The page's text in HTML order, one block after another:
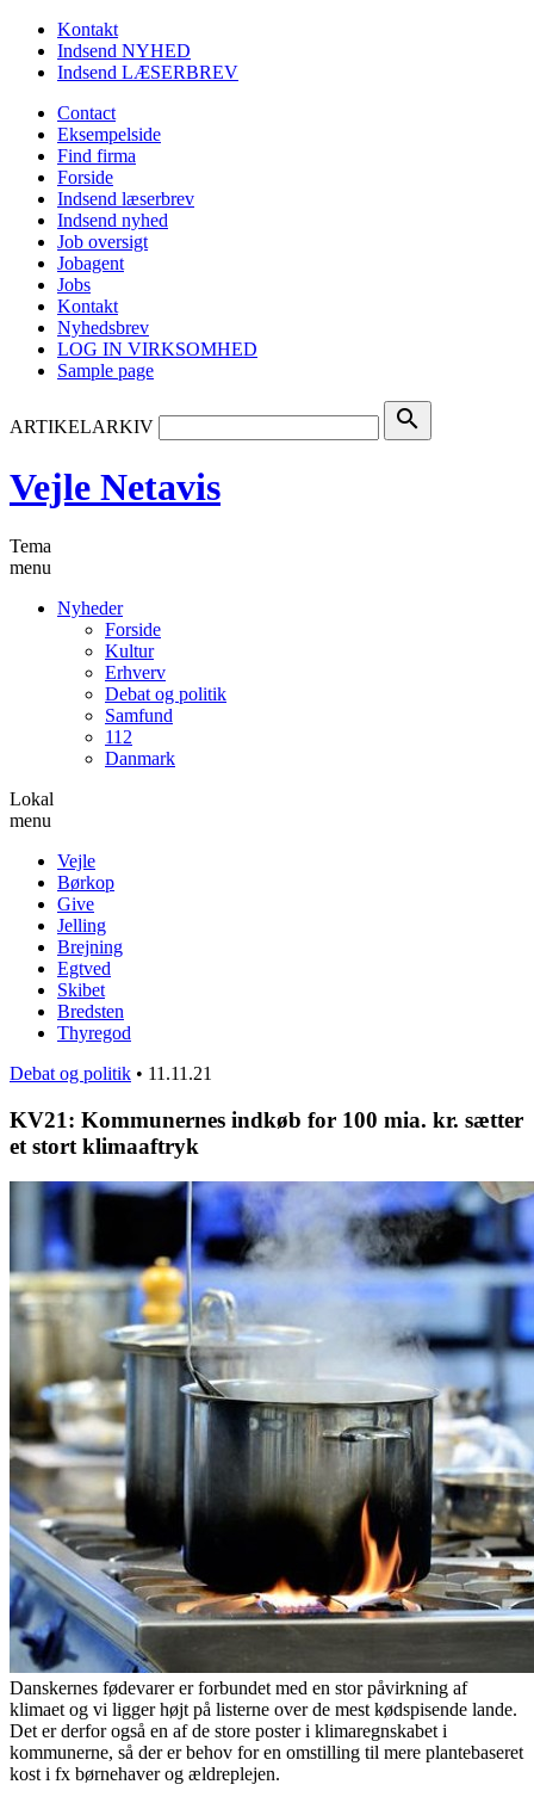
Kontakt
Indsend NYHED
Indsend LÆSERBREV
Contact
Eksempelside
Find firma
Forside
Indsend læserbrev
Indsend nyhed
Job oversigt
Jobagent
Jobs
Kontakt
Nyhedsbrev
LOG IN VIRKSOMHED
Sample page
ARTIKELARKIV search
Vejle Netavis
Tema
menu
Nyheder
Forside
Kultur
Erhverv
Debat og politik
Samfund
112
Danmark
Lokal
menu
Vejle
Børkop
Give
Jelling
Brejning
Egtved
Skibet
Bredsten
Thyregod
Debat og politik • 11.11.21
KV21: Kommunernes indkøb for 100 mia. kr. sætter
et stort klimaaftryk
Danskernes fødevarer er forbundet med en stor påvirkning af
klimaet og vi ligger højt på listerne over de mest kødspisende lande.
Det er derfor også en af de store poster i klimaregnskabet i
kommunerne, så der er behov for en omstilling til mere plantebaseret
kost i fx børnehaver og ældreplejen.